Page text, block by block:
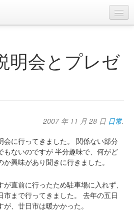
明会とプレゼ
2007 年 11 月 28 日 日常.
に行ってきました。
関係ない部分
もないのですが 半分趣味で、何がど
興味があり聞きに行きました。
直前に行ったため駐車場に入れず、
まで行ってきました。
去年の五日
、廿日市は暖かかった。